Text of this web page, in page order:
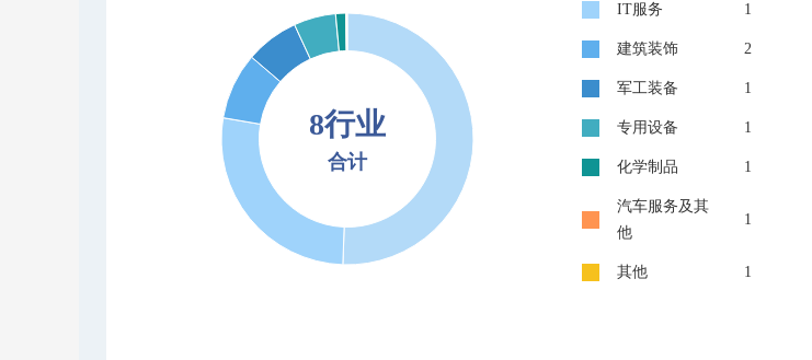
8行业
合计
IT服务 1
建筑装饰 2
军工装备 1
专用设备 1
化学制品 1
汽车服务及其
他
1
其他 1